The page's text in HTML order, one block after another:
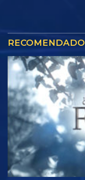
RECOMENDADO